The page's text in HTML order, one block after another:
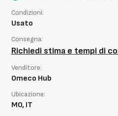
Condizioni:
Usato
Consegna:
Richiedi stima e tempi di
Venditore:
Omeco Hub
Ubicazione:
MO, IT